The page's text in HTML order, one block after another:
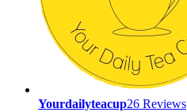
Yourdailyteacup26 Reviews